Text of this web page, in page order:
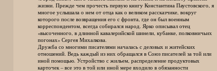
жизни. Прежде чем прочесть первую книгу Константина Паустовского, я
многое услышала о нем от отца как о великом рассказчике, вокруг
которого после возвращения его с фронта, где он был военным
корреспондентом, всегда собирался народ. Ярко описывал отец
«высоченного, в длинной кавалерийской шинели, кубанке, полковничьих
погонах» Сергея Михалкова.
Дружба со многими писателями началась с деловых и житейских
отношений. Ведь каждый из них обращался в Союз писателей за той или
иной помощью. Устройство с жильем, распределение продуктовых
карточек – все это в той или иной мере входило в обязанности